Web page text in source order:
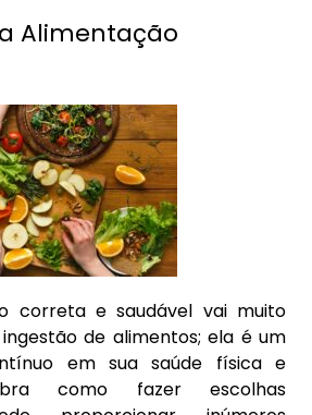
Alimentação
correta e saudável vai muito
de alimentos; ela é um
em sua saúde física e
como fazer escolhas